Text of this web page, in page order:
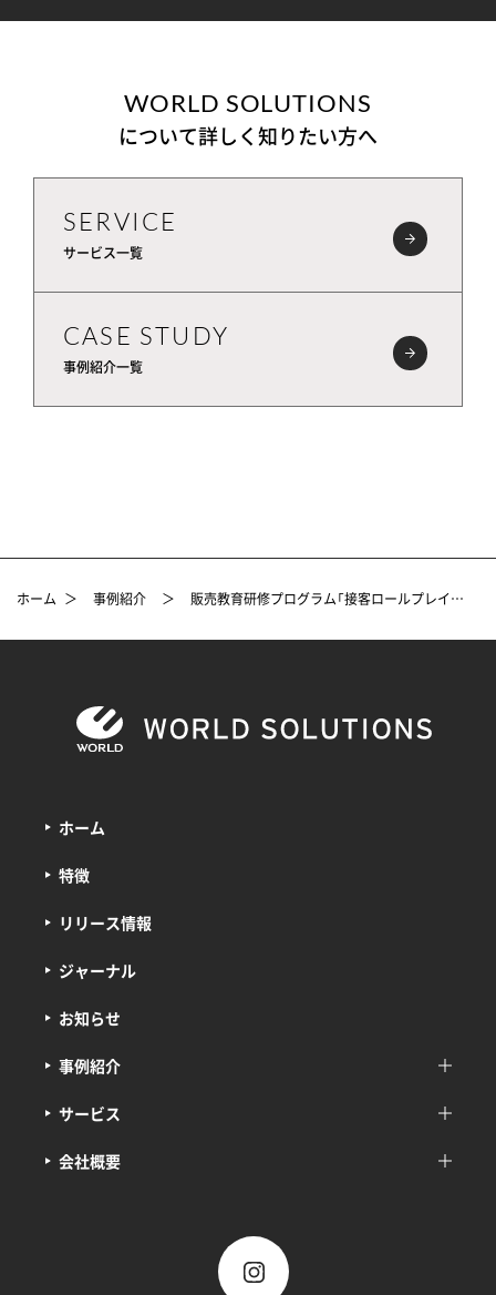
WORLD SOLUTIONS
について詳しく知りたい方へ
SERVICE
サービス一覧
CASE STUDY
事例紹介一覧
ホーム ＞ 事例紹介 ＞ 販売教育研修プログラム「接客ロールプレイングコンテスト」のご紹介
ホーム
特徴
サービス
事例紹介
会社概要
リリース情報
ジャーナル
お知らせ